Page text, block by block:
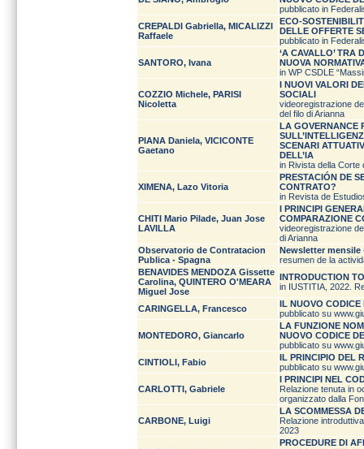
pubblicato in
CREPALDI Gabriella, MICALIZZI
Raffaele
ECO-
DELLE OFFERTE
pubblicato in
SANTORO, Ivana
‘A CAVALLO’ TRA
NUOVA
in WP CSDLE
COZZIO Michele, PARISI
Nicoletta
I NUOVI VALORI
SOCIALI
videoregistrazione
del filo di Arianna
PIANA Daniela, VICICONTE
Gaetano
LA GOVERNANCE
SCENARI
DELL’IA
in Rivista della Corte
XIMENA, Lazo Vitoria
PRESTACIÓN DE
CONTRATO?
in Revista de
CHITI Mario Pilade, Juan Jose
LAVILLA
I PRINCIPI
COMPARAZIONE
videoregistrazione
di Arianna
Observatorio de Contratacion
Publica - Spagna
Newsletter mensile
resumen de la
BENAVIDES MENDOZA Gissette
Carolina, QUINTERO O'MEARA
Miguel Jose
INTRODUCTION
in IUSTITIA, 2022.
CARINGELLA, Francesco
IL NUOVO
pubblicato su
MONTEDORO, Giancarlo
LA FUNZIONE
NUOVO CODICE
pubblicato su
CINTIOLI, Fabio
IL PRINCIPIO DEL
pubblicato su
CARLOTTI, Gabriele
I PRINCIPI NEL
Relazione tenuta in
organizzato dalla
CARBONE, Luigi
LA SCOMMESSA
Relazione
2023
PROCEDURE DI